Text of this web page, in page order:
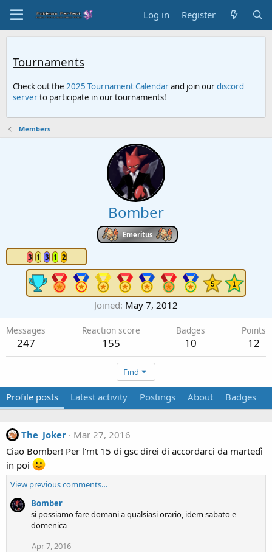
Log in Register
Tournaments
Check out the 2025 Tournament Calendarand join ourdiscord
serverto participate in our tournaments!
Members
Bomber
Emeritus
3 1 3 1 2
Joined May 7, 2012
Messages
247
Reaction score
155
Badges
10
Points
12
Find
Profile posts Latest activity Postings About Badges
The_Joker
Mar 27, 2016
Ciao Bomber! Per l'mt 15 di gsc direi di accordarci da martedì
in poi
View previous comments…
Bomber
si possiamo fare domani a qualsiasi orario, idem sabato e
domenica
Apr 7, 2016